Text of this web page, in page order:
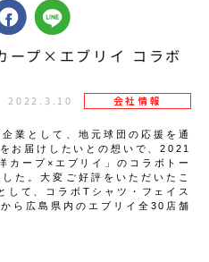
ープ×エブリイ コラボ
2022.3.10 会社情報
業として、地元球団の応援を通
お届けしたいとの想いで、2021
カープ×エブリイ」のコラボトー
た。大変ご好評をいただいたこ
して、コラボTシャツ・フェイス
ら広島県内のエブリイ全30店舗